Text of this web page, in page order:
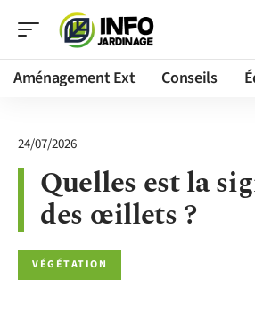
Aménagement Ext Conseils
24/07/2026
Quelles est la
des œillets ?
VÉGÉTATION